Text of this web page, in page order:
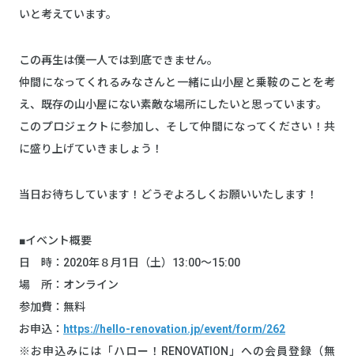
いと考えています。
この再生は僕一人では到底できません。
仲間になってくれるみなさんと一緒に山小屋と乗鞍のことを考
え、既存の山小屋にない素敵な場所にしたいと思っています。
このプロジェクトに参加し、そして仲間になってください！共
に盛り上げていきましょう！
当日お待ちしています！どうぞよろしくお願いいたします！
■イベント概要
日 時：2020年８月1日（土）13:00～15:00
場 所：オンライン
参加費：無料
お申込： https://hello-renovation.jp/event/form/262
※お申込みには「ハロー！RENOVATION」への会員登録（無